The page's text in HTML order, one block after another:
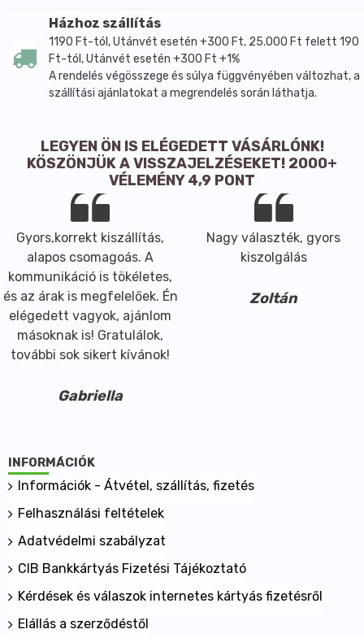
Házhoz szállítás
1190 Ft-tól, Utánvét esetén +300 Ft, 25.000 Ft felett 190
Ft-tól, Utánvét esetén +300 Ft +1%
A rendelés végösszege és súlya függvényében változhat, a
szállítási ajánlatokat a megrendelés során láthatja.
LEGYEN ÖN IS ELÉGEDETT VÁSÁRLÓNK!
KÖSZÖNJÜK A VISSZAJELZÉSEKET! 2000+
VÉLEMÉNY 4,9 PONT
Nagy választék, gyors
kiszolgálás
Zoltán
Könnyen elérhető az
átvevőhely a 4-es metró
villamossal.. Udvarias
INFORMÁCIÓK
Információk - Átvétel, szállítás, fizetés
Felhasználási feltételek
Adatvédelmi szabályzat
CIB Bankkártyás Fizetési Tájékoztató
Kérdések és válaszok internetes kártyás fizetésről
Elállás a szerződéstől